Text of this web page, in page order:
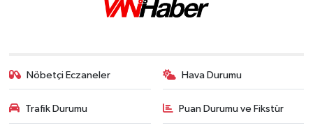
Nöbetçi Eczaneler Hava Durumu
Trafik Durumu Puan Durumu ve Fikstür